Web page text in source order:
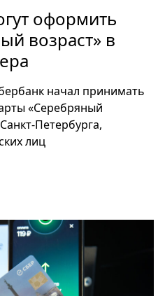
оформить
возраст» в
начал принимать
«Серебряный
Петербурга,
лиц